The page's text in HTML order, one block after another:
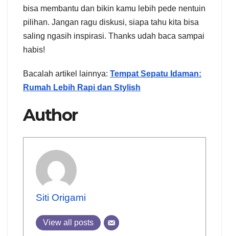
bisa membantu dan bikin kamu lebih pede nentuin
pilihan. Jangan ragu diskusi, siapa tahu kita bisa
saling ngasih inspirasi. Thanks udah baca sampai
habis!
Bacalah artikel lainnya: Tempat Sepatu Idaman:
Rumah Lebih Rapi dan Stylish
Author
Siti Origami
View all posts